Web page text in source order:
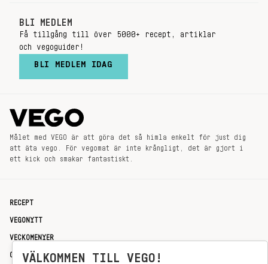
BLI MEDLEM
Få tillgång till över 5000+ recept, artiklar
och vegoguider!
BLI MEDLEM IDAG
Målet med VEGO är att göra det så himla enkelt för just dig
att äta vego. För vegomat är inte krångligt, det är gjort i
ett kick och smakar fantastiskt.
RECEPT
VEGONYTT
VECKOMENYER
OM OSSVÄLKOMMEN TILL VEGO!